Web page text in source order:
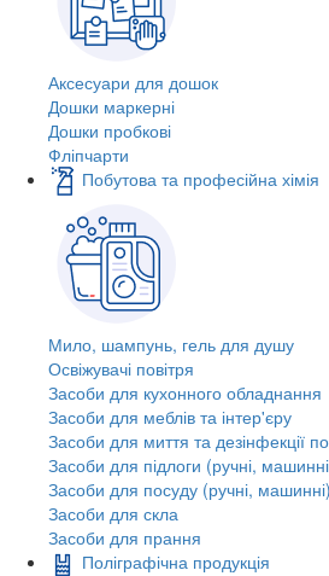
Аксесуари для дошок
Дошки маркерні
Дошки пробкові
Фліпчарти
Побутова та професійна хімія
Мило, шампунь, гель для душу
Освіжувачі повітря
Засоби для кухонного обладнання
Засоби для меблів та інтер'єру
Засоби для миття та дезінфекції
Засоби для підлоги (ручні,
Засоби для посуду (ручні, машинні)
Засоби для скла
Засоби для прання
Поліграфічна продукція